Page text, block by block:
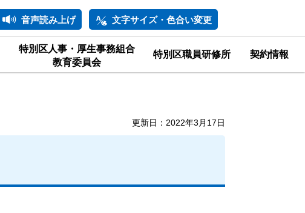
音声読み上げ 文字サイズ・色合い変更
特別区人事・厚生事務組合
教育委員会
特別区職員研修所 契約情報
更新日：2022年3月17日